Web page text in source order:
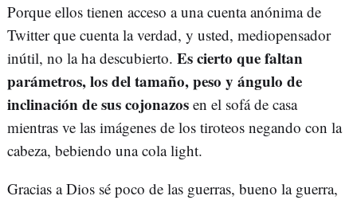
Porque ellos tienen acceso a una cuenta anónima de
Twitter que cuenta la verdad, y usted, mediopensador
inútil, no la ha descubierto. Es cierto que faltan
parámetros, los del tamaño, peso y ángulo de
inclinación de sus cojonazos en el sofá de casa
mientras ve las imágenes de los tiroteos negando con la
cabeza, bebiendo una cola light.
Gracias a Dios sé poco de las guerras, bueno la guerra,